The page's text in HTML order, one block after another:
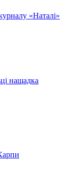
«Наталі»
нащадка